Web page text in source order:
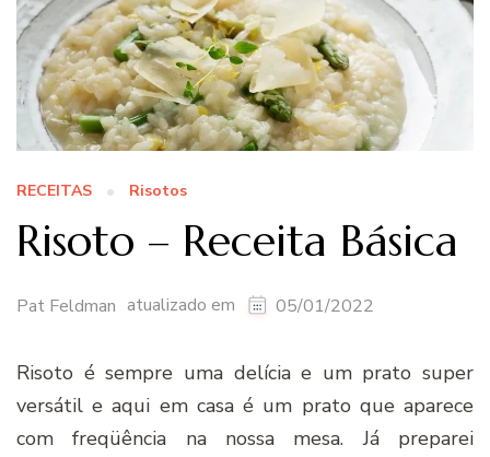
RECEITAS Risotos
Risoto – Receita Básica
Pat Feldman atualizado em 05/01/2022
Risoto é sempre uma delícia e um prato super
versátil e aqui em casa é um prato que aparece
com freqüência na nossa mesa. Já preparei